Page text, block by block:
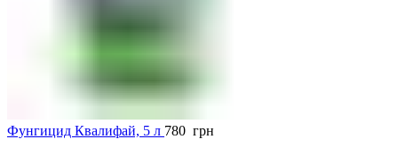
Фунгицид Квалифай, 5 л 780 грн